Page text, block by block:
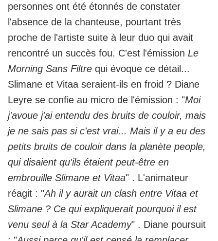
personnes ont été étonnés de constater
l'absence de la chanteuse, pourtant très
proche de l'artiste suite à leur duo qui avait
rencontré un succès fou. C'est l'émission Le
Morning Sans Filtre qui évoque ce détail...
Slimane et Vitaa seraient-ils en froid ? Diane
Leyre se confie au micro de l'émission : "Moi
j'avoue j'ai entendu des bruits de couloir, mais
je ne sais pas si c'est vrai... Mais il y a eu des
petits bruits de couloir dans la planète people,
qui disaient qu'ils étaient peut-être en
embrouille Slimane et Vitaa" . L'animateur
réagit : "Ah il y aurait un clash entre Vitaa et
Slimane ? Ce qui expliquerait pourquoi il est
venu seul à la Star Academy" . Diane poursuit